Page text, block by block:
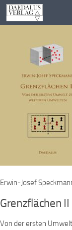
Zum Inhalt
Erwin-Josef
Grenzflächen II
Von der ersten